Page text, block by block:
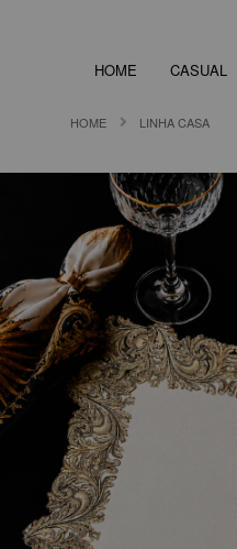
HOME CASUAL
HOME LINHA CASA